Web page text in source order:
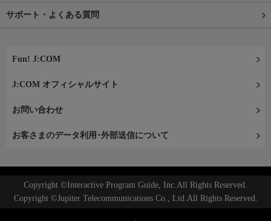
サポート・よくある質問
Fun! J:COM
J:COM オフィシャルサイト
お問い合わせ
お客さまのデータ利用･外部送信について
Copyright ©Interactive Program Guide, Inc.All Rights Reserved.
Copyright ©Jupiter Telecommunications Co., Ltd.All Rights Reserved.